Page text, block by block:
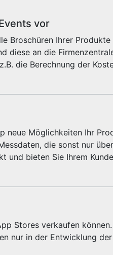
vor
Broschüren Ihrer Produkte
diese an die
die Berechnung der
neue Möglichkeiten Ihr
die sonst nur
und bieten Sie Ihrem
Stores verkaufen können.
nur in der Entwicklung